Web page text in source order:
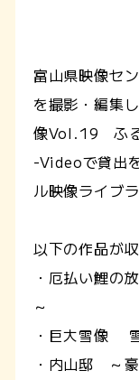
富山県映像セ
を撮影・編集
像Vol.19 ふる
-Videoで貸出
ル映像ライブ
以下の作品が
・厄払い鯉の
～
・巨大雪像
・内山邸 ～